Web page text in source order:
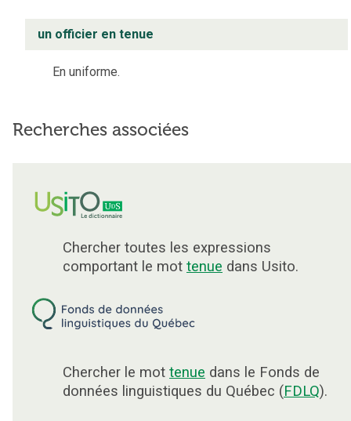
un officier en tenue
En uniforme.
Recherches associées
Chercher toutes les expressions
comportant le mot tenue dans Usito.
Chercher le mot tenue dans le Fonds de
données linguistiques du Québec (FDLQ).